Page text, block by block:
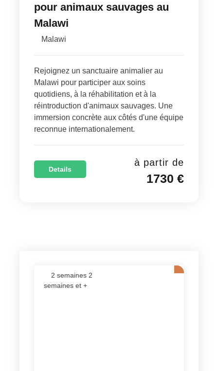
pour animaux sauvages au
Malawi
Malawi
Rejoignez un sanctuaire animalier au
Malawi pour participer aux soins
quotidiens, à la réhabilitation et à la
réintroduction d'animaux sauvages. Une
immersion concrète aux côtés d'une équipe
reconnue internationalement.
Details
à partir de
1730 €
2 semaines 2
semaines et +